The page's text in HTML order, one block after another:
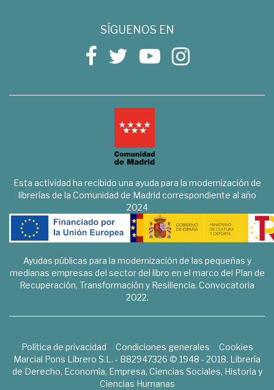
SÍGUENOS EN
Esta actividad ha recibido una ayuda para la modernización de
librerías de la Comunidad de Madrid correspondiente al año
2024
Ayudas públicas para la modernización de las pequeñas y
medianas empresas del sector del libro en el marco del Plan de
Recuperación, Transformación y Resiliencia. Convocatoria
2022.
Política de privacidad Condiciones generales
Cookies
Marcial Pons Librero S.L. - B82947326 © 1948 - 2018. Librería
de Derecho, Economía, Empresa, Ciencias Sociales, Historia y
Ciencias Humanas